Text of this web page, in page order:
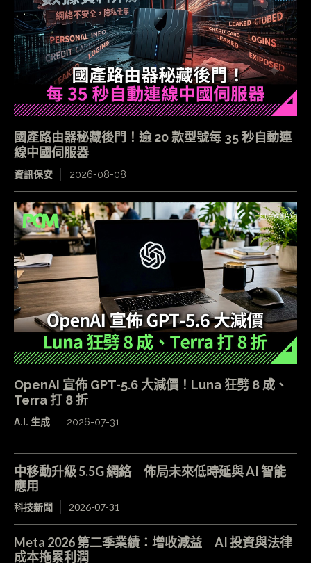
國產路由器秘藏後門！逾 20 款型號每 35 秒自動連
線中國伺服器
資訊保安 2026-08-08
OpenAI 宣佈 GPT-5.6 大減價！Luna 狂劈 8 成、
Terra 打 8 折
A.I. 生成 2026-07-31
中移動升級 5.5G 網絡 佈局未來低時延與 AI 智能
應用
科技新聞 2026-07-31
Meta 2026 第二季業績：增收減益 AI 投資與法律
成本拖累利潤